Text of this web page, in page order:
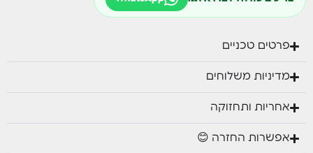
פרטים טכניים
מדיניות משלוחים
אחריות ותחזוקה
אפשרות החזרה 😊